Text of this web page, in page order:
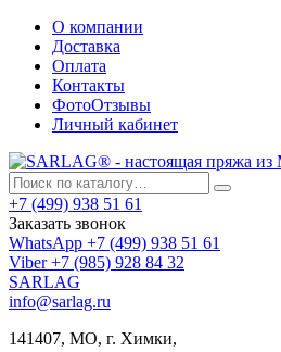
О компании
Доставка
Оплата
Контакты
ФотоОтзывы
Личный кабинет
+7 (499) 938 51 61
Заказать звонок
WhatsApp +7 (499) 938 51 61
Viber +7 (985) 928 84 32
SARLAG
info@sarlag.ru
141407, МО, г. Химки,